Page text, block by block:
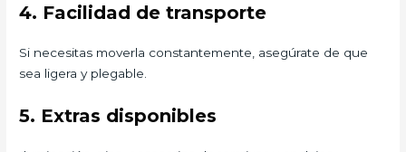
4. Facilidad de transporte
Si necesitas moverla constantemente, asegúrate de que
sea ligera y plegable.
5. Extras disponibles